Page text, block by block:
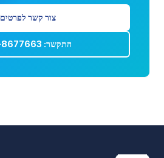
צור קשר לפרטים
התקשר: 08-8677663